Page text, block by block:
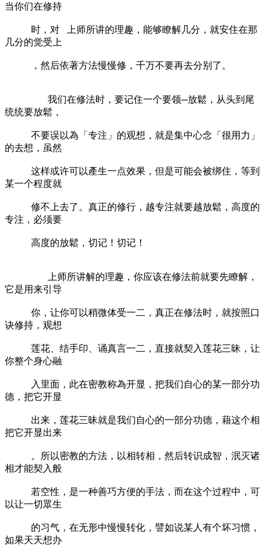
当你们在修持
时，对 上师所讲的理趣，能够瞭解几分，就安住在那
几分的觉受上
，然后依著方法慢慢修，千万不要再去分别了。
我们在修法时，要记住一个要领─放鬆，从头到尾
统统要放鬆，
不要误以為「专注」的观想，就是集中心念「很用力」
的去想，虽然
这样或许可以產生一点效果，但是可能会被绑住，等到
某一个程度就
修不上去了。真正的修行，越专注就要越放鬆，高度的
专注，必须要
高度的放鬆，切记！切记！
上师所讲解的理趣，你应该在修法前就要先瞭解，
它是用来引导
你，让你可以稍微体受一二，真正在修法时，就按照口
诀修持，观想
莲花、结手印、诵真言一二，直接就契入莲花三昧，让
你整个身心融
入里面，此在密教称為开显，把我们自心的某一部分功
德，把它开显
出来，莲花三昧就是我们自心的一部分功德，藉这个相
把它开显出来
。所以密教的方法，以相转相，然后转识成智，泯灭诸
相才能契入般
若空性，是一种善巧方便的手法，而在这个过程中，可
以让一切眾生
的习气，在无形中慢慢转化，譬如说某人有个坏习惯，
如果天天想办